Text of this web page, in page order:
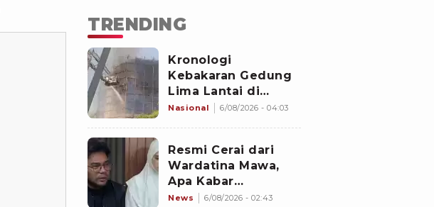
TRENDING
Kronologi
Kebakaran Gedung
Lima Lantai di
Cikini, Sempat Coba
Nasional 6/08/2026 - 04:03
Resmi Cerai dari
Wardatina Mawa,
Apa Kabar
Hubungan Asmara
News 6/08/2026 - 02:43